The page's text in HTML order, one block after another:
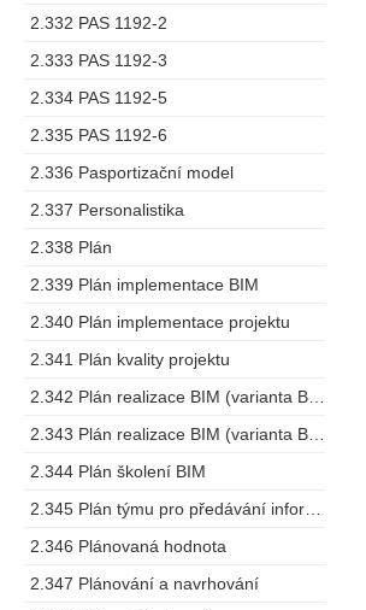
2.332 PAS 1192-2
2.333 PAS 1192-3
2.334 PAS 1192-5
2.335 PAS 1192-6
2.336 Pasportizační model
2.337 Personalistika
2.338 Plán
2.339 Plán implementace BIM
2.340 Plán implementace projektu
2.341 Plán kvality projektu
2.344 Plán školení BIM
2.346 Plánovaná hodnota
2.347 Plánování a navrhování